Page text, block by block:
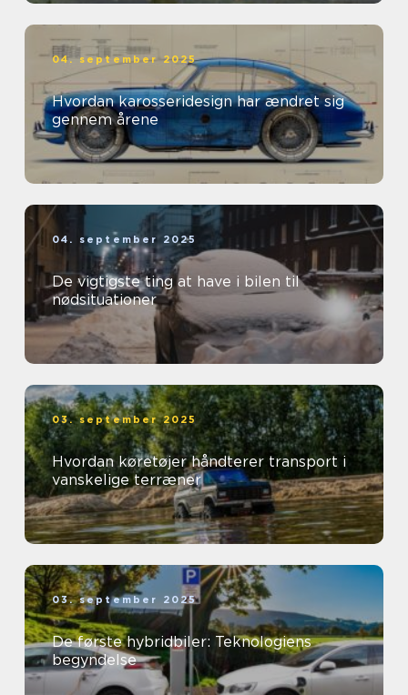
04. september 2025
Hvordan karosseridesign har ændret sig
gennem årene
04. september 2025
De vigtigste ting at have i bilen til
nødsituationer
03. september 2025
Hvordan køretøjer håndterer transport i
vanskelige terræner
03. september 2025
De første hybridbiler: Teknologiens
begyndelse